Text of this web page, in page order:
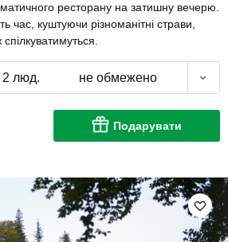
ресторану на затишну вечерю.
час, куштуючи різноманітні страви,
2 люд. не обмежено
Подарувати